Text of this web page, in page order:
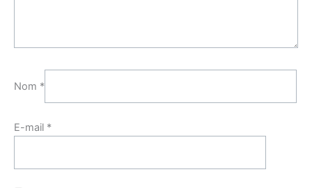
Nom *
E-mail *